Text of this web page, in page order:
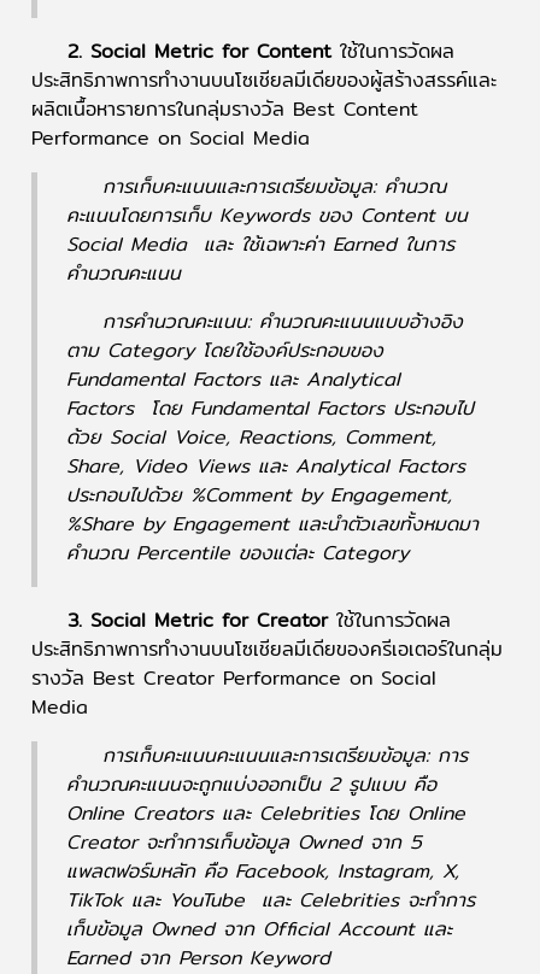
2. Social Metric for Contentใช้ในการวัดผล
ประสิทธิภาพการทำงานบนโซเชียลมีเดียของผู้สร้างสรรค์และ
ผลิตเนื้อหารายการในกลุ่มรางวัล Best Content
Performance on Social Media
การเก็บคะแนนและการเตรียมข้อมูล: คำนวณ
คะแนนโดยการเก็บ Keywords ของ Content บน
Social Media และ ใช้เฉพาะค่า Earned ในการ
คำนวณคะแนน
การคำนวณคะแนน: คำนวณคะแนนแบบอ้างอิง
ตาม Category โดยใช้องค์ประกอบของ
Fundamental Factors และ Analytical
Factors โดย Fundamental Factors ประกอบไป
ด้วย Social Voice, Reactions, Comment,
Share, Video Views และ Analytical Factors
ประกอบไปด้วย %Comment by Engagement,
%Share by Engagement และนำตัวเลขทั้งหมดมา
คำนวณ Percentile ของแต่ละ Category
3. Social Metric for Creatorใช้ในการวัดผล
ประสิทธิภาพการทำงานบนโซเชียลมีเดียของครีเอเตอร์ในกลุ่ม
รางวัล Best Creator Performance on Social
Media
การเก็บคะแนนคะแนนและการเตรียมข้อมูล: การ
คำนวณคะแนนจะถูกแบ่งออกเป็น 2 รูปแบบ คือ
Online Creators และ Celebrities โดย Online
Creator จะทำการเก็บข้อมูล Owned จาก 5
แพลตฟอร์มหลัก คือ Facebook, Instagram, X,
TikTok และ YouTube และ Celebrities จะทำการ
เก็บข้อมูล Owned จาก Official Account และ
Earned จาก Person Keyword